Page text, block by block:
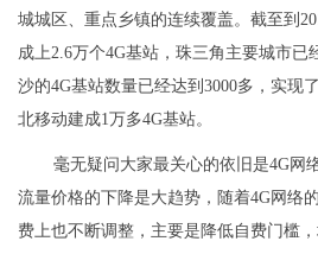
城城区、重点乡镇的连续覆盖。截至到
成上2.6万个4G基站，珠三角主要城市已
沙的4G基站数量已经达到3000多，实现
北移动建成1万多4G基站。
毫无疑问大家最关心的依旧是4G网
流量价格的下降是大趋势，随着4G网络
费上也不断调整，主要是降低自费门槛